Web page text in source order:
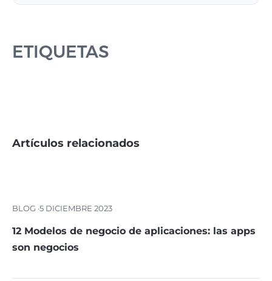
ETIQUETAS
Artículos relacionados
BLOG ·5 DICIEMBRE 2023
12 Modelos de negocio de aplicaciones: las apps
son negocios